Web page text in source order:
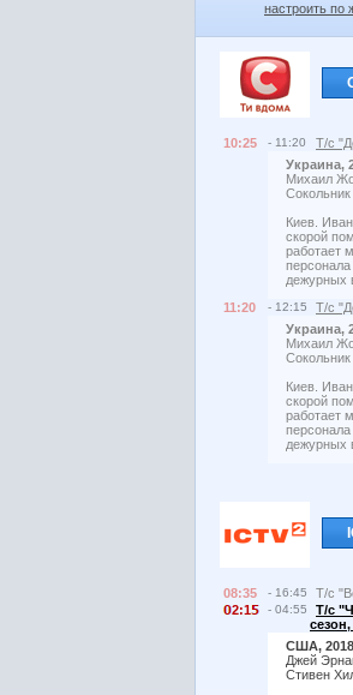
настроить по
10:25 - 11:20
Т/с
Украина,
Михаил
Сокольник
Киев.
скорой
работает
дежурных
11:20
- 12:15
Т/с
Украина,
Михаил
Сокольник
Киев.
скорой
работает
дежурных
08:35 - 16:45
Т/с
2:1
- 04:55
Т/с
сезон,
США,
Джей
Стивен